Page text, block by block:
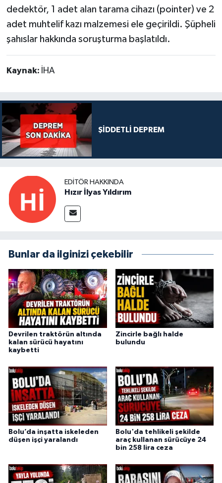
dedektör, 1 adet alan tarama cihazı (pointer) ve 2
adet muhtelif kazı malzemesi ele geçirildi. Şüpheli
şahıslar hakkında soruşturma başlatıldı.
Kaynak: İHA
ŞİDDETLİ DEPREM
EDITÖR HAKKINDA
Hızır İlyas Yıldırım
Bunlar da ilginizi çekebilir
Devrilen traktörün altında
kalan sürücü hayatını
kaybetti
Zincirle bağlı halde
bulundu
Bolu’da inşatta iskeleden
düşen işçi yaralandı
Bolu'da tehlikeli şekilde
araç kullanan sürücüye 24
bin 258 lira ceza